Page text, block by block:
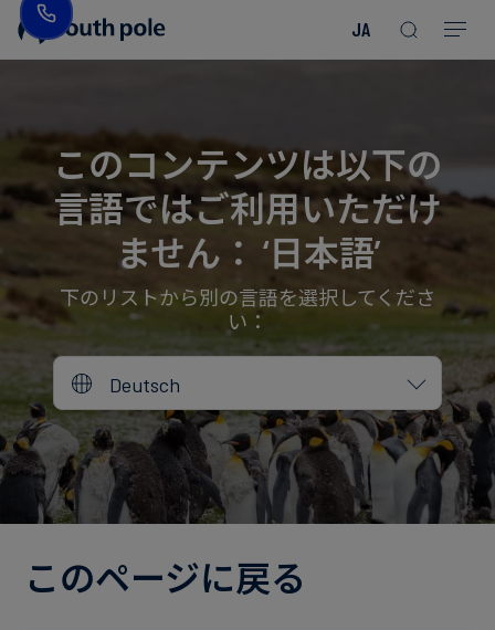
JA
役
員
紹
介
所
地
誠
実
へ
ァ
ッ
シ
ョ
ン
エ
ル
ギ
ー・
電
ガ
ス
ク
ト
を
見
る
レ
ポ
ー
ト
後
イ
ベ
ン
ト
ブ
ロ
Read more
Read more
Read more
Read more
Read more
Read more
Read more
Read more
Read more Read more
このコンテンツは以下の
言語ではご利用いただけ
ません： ‘日本語’
下のリストから別の言語を選択してくださ
い：
Deutsch
このページに戻る